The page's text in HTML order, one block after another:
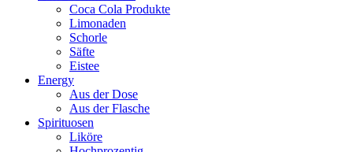
Coca Cola Produkte
Limonaden
Schorle
Säfte
Eistee
Energy
Aus der Dose
Aus der Flasche
Spirituosen
Liköre